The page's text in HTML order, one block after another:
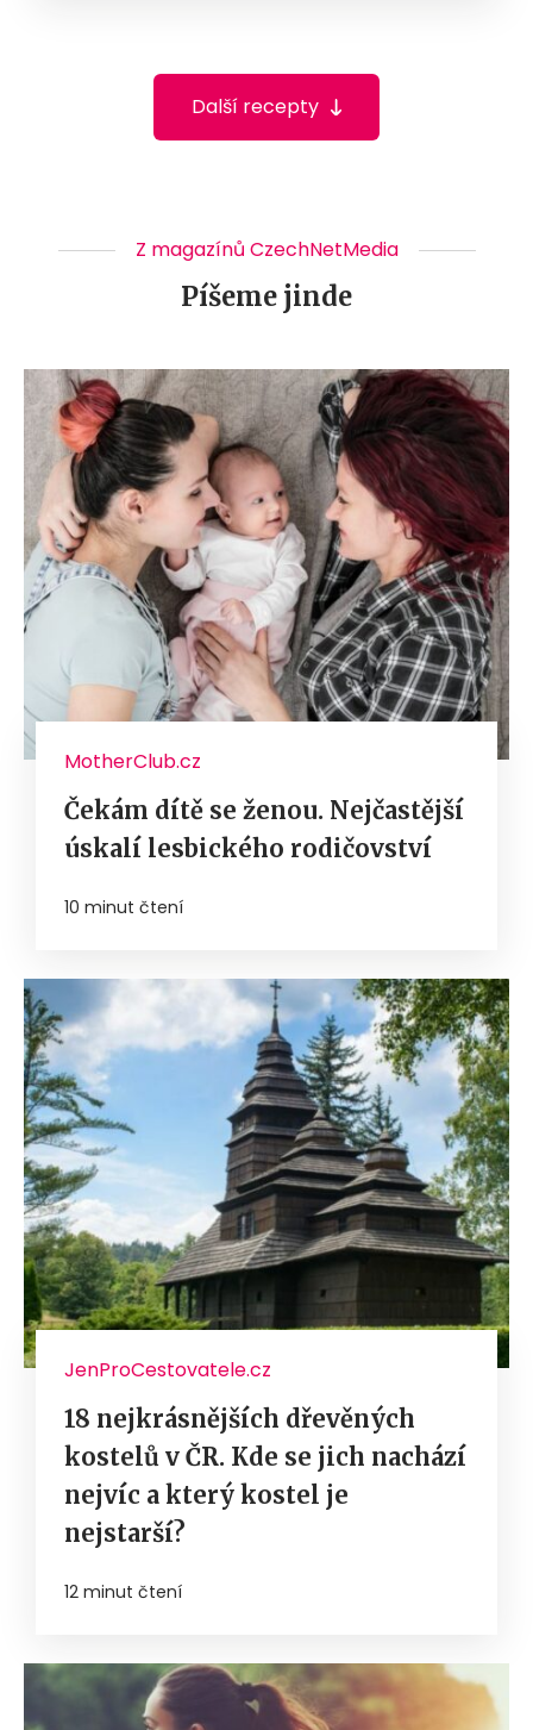
Další recepty
Z magazínů CzechNetMedia
Píšeme jinde
MotherClub.cz
Čekám dítě se ženou. Nejčastější
úskalí lesbického rodičovství
10 minut čtení
JenProCestovatele.cz
18 nejkrásnějších dřevěných
kostelů v ČR. Kde se jich nachází
nejvíc a který kostel je
nejstarší?
12 minut čtení